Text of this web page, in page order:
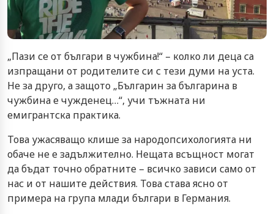
„Пази се от българи в чужбина!“ – колко ли деца са
изпращани от родителите си с тези думи на уста.
Не за друго, а защото „Българин за българина в
чужбина е чужденец…“, учи тъжната ни
емигрантска практика.
Това ужасяващо клише за народопсихологията ни
обаче не е задължително. Нещата всъщност могат
да бъдат точно обратните – всичко зависи само от
нас и от нашите действия. Това става ясно от
примера на група млади българи в Германия.